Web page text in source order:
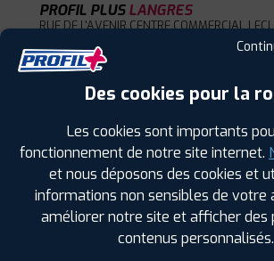
PROFIL PLUSLANGRES
RUE DE L'AVENIR CENTRE COMMERCIAL
52200 SAINTS GEOSMES
0325873631
HORAIRES |
2
PROFIL PLUSECROUVES TOUL
149 AVENUE DU 15EME GENIE54200
0383640605
+D'INFOS
Des cookies pour la
Les cookies sont importants
fonctionnement de notre site internet.
et nous déposons des cookies et
informations non sensibles de votre
améliorer notre site et afficher des
contenus personnalisés.